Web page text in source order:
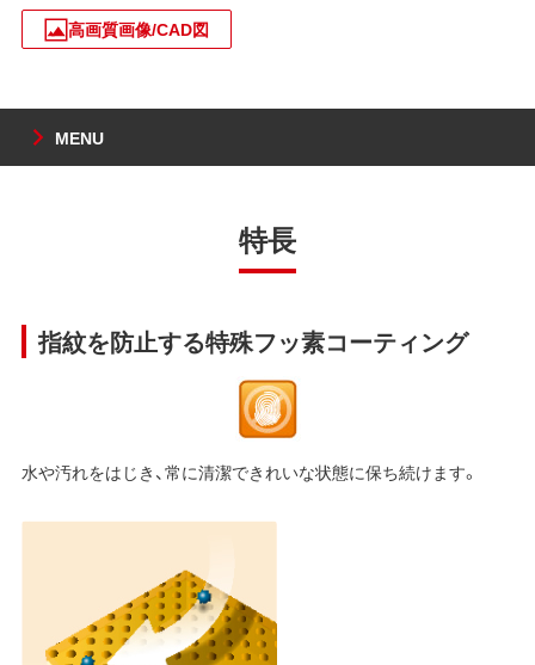
高画質画像/CAD図
MENU
特長
指紋を防止する特殊フッ素コーティング
水や汚れをはじき、常に清潔できれいな状態に保ち続けます。